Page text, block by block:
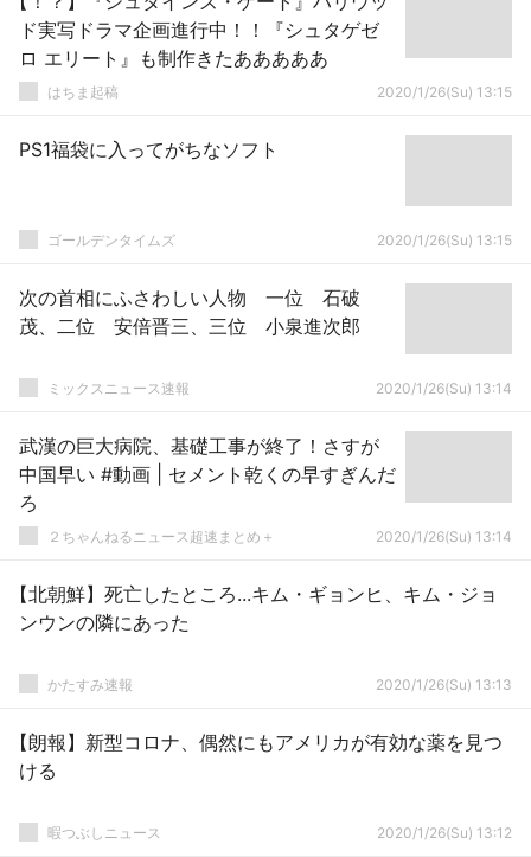
ド実写ドラマ企画進行中！！『シュタゲゼ
ロ エリート』も制作きたあああああ
はちま起稿 2020/1/26(Su) 13:15
PS1福袋に入ってがちなソフト
ゴールデンタイムズ 2020/1/26(Su) 13:15
次の首相にふさわしい人物 一位 石破
茂、二位 安倍晋三、三位 小泉進次郎
ミックスニュース速報 2020/1/26(Su) 13:14
武漢の巨大病院、基礎工事が終了！さすが
中国早い #動画 | セメント乾くの早すぎんだ
ろ
２ちゃんねるニュース超速まとめ＋ 2020/1/26(Su) 13:14
【北朝鮮】死亡したところ...キム・ギョンヒ、キム・ジョ
ンウンの隣にあった
かたすみ速報 2020/1/26(Su) 13:13
【朗報】新型コロナ、偶然にもアメリカが有効な薬を見つ
ける
暇つぶしニュース 2020/1/26(Su) 13:12